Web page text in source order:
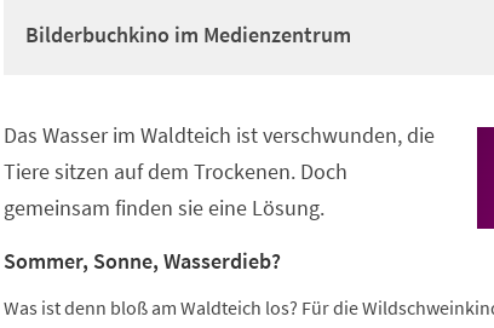
Bilderbuchkino im Medienzentrum
Das Wasser im Waldteich ist verschwunden, die
Tiere sitzen auf dem Trockenen. Doch
gemeinsam finden sie eine Lösung.
Sommer, Sonne, Wasserdieb?
Was ist denn bloß am Waldteich los? Für die